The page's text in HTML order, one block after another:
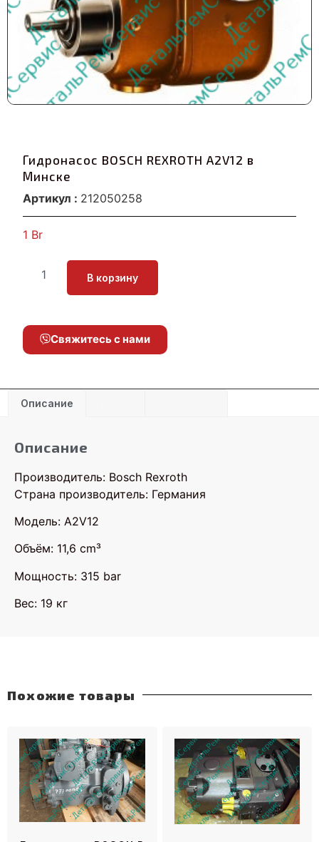
Гидронасос BOSCH REXROTH A2V12 в
Минске
Артикул : 212050258
1 Br
В корзину
Свяжитесь с нами
Описание
Описание
Производитель: Bosch Rexroth
Страна производитель: Германия
Модель: A2V12
Объём: 11,6 cm³
Мощность: 315 bar
Вес: 19 кг
Похожие товары